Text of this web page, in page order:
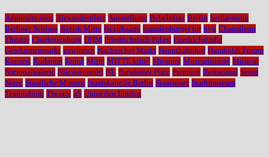
Admiralspalast Alexanderplatz Ausstellung Bebelplatz Berlin berlin-mitte
Berliner Schloss Bezirk Mitte Bezirksamt brandenburger tor bvg Chamäleon
Theater Charlottenburg DHM Friedrichstadt-Palast Friedrichstraße
Gendarmenmarkt gewinnen Hackescher Markt Hauptbahnhof Humboldt Forum
Konzert Kudamm Kunst Mitte MITTE bitte! Museum Museumsinsel Musical
Nationalgalerie Nikolaiviertel NL Potsdamer Platz Premiere Restaurant Senat
Spree Staatliche Museen Staatskapelle Berlin Staatsoper Stadtmuseum
Tempodrom Theater u5 Unter den Linden